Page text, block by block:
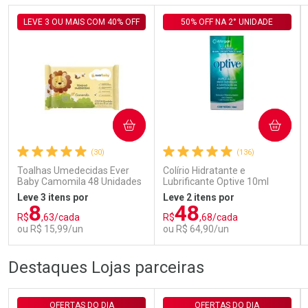
Ativar Desconto
Comprar sem Desconto
Por R$ 143,94/cada
Comprar sem Desconto
Por R$ 143,94/cada
(30)
Toalhas Umedecidas Ever
Baby Camomila 48 Unidades
LEVE 3 OU MAIS COM 40% OFF
Leve 3 itens por
R$8,63/cada
ou R$ 15,99/un
COMPRAR
FECHAR
Laboratório
FECHAR
Por Menos
(136)
Colírio Hidratante e
Lubrificante Optive 10ml
50% OFF NA 2° UNIDADE
Leve 2 itens por
R$48,68/cada
ou R$ 64,90/un
COMPRAR
Por Menos
Destaques Lojas parceiras
OFERTAS DO DIA OFERTAS DO DIA